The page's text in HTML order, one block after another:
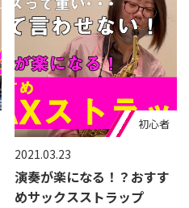
2021.03.23
演奏が楽になる！？おすす
めサックスストラップ
おすすめ
初心者